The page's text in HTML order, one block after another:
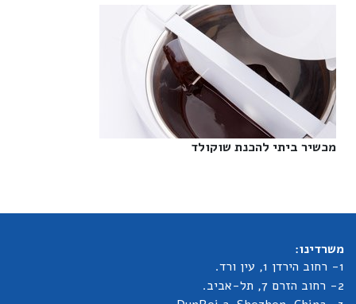
מכשיר ביתי להכנת שוקולד‎
משרדינו:
1- רחוב הירדן 1, עין ורד.
2- רחוב הזרם 7, תל-אביב.